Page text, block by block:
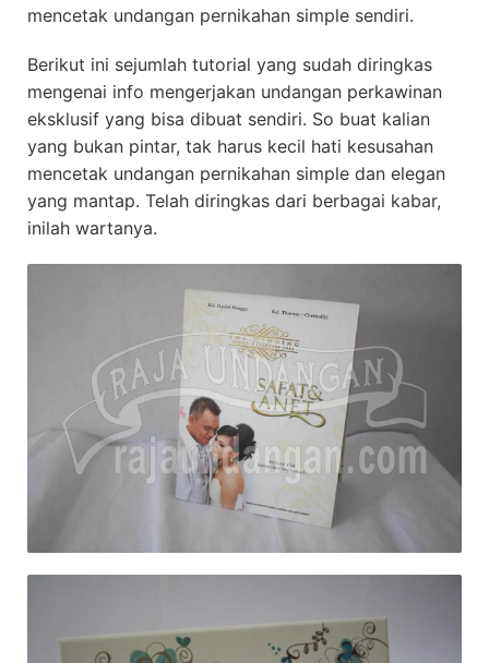
mencetak undangan pernikahan simple sendiri.
Berikut ini sejumlah tutorial yang sudah diringkas
mengenai info mengerjakan undangan perkawinan
eksklusif yang bisa dibuat sendiri. So buat kalian
yang bukan pintar, tak harus kecil hati kesusahan
mencetak undangan pernikahan simple dan elegan
yang mantap. Telah diringkas dari berbagai kabar,
inilah wartanya.